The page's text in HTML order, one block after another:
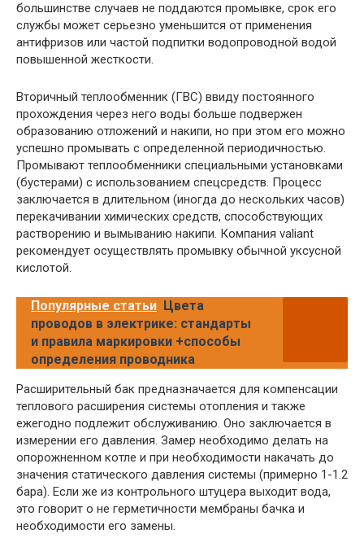
большинстве случаев не поддаются промывке, срок его
службы может серьезно уменьшится от применения
антифризов или частой подпитки водопроводной водой
повышенной жесткости.
Вторичный теплообменник (ГВС) ввиду постоянного
прохождения через него воды больше подвержен
образованию отложений и накипи, но при этом его можно
успешно промывать с определенной периодичностью.
Промывают теплообменники специальными установками
(бустерами) с использованием спецсредств. Процесс
заключается в длительном (иногда до нескольких часов)
перекачивании химических средств, способствующих
растворению и вымыванию накипи. Компания valiant
рекомендует осуществлять промывку обычной уксусной
кислотой.
Популярные статьи Цвета
проводов в электрике: стандарты
и правила маркировки +способы
определения проводника
Расширительный бак предназначается для компенсации
теплового расширения системы отопления и также
ежегодно подлежит обслуживанию. Оно заключается в
измерении его давления. Замер необходимо делать на
опорожненном котле и при необходимости накачать до
значения статического давления системы (примерно 1-1.2
бара). Если же из контрольного штуцера выходит вода,
это говорит о не герметичности мембраны бачка и
необходимости его замены.